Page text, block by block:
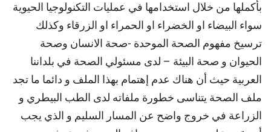
بأكملها من خلال استخدامها في عمليات التكنولوجيا الحيوية
سواء البيضاء او الخضراء او الحمراء او الزرقاء وكذلك
ترسيخ مفهوم الصحة الموحدة -صحة الانسان وصحة
الحيوان و صحة البيئة – لدى مسئولي الصحة في بلداننا
العربية حيث أن هناك عدم إهتمام بهذا الملف و دائما ما تجد
ملف الصحة يتناسى خطورة ملفاته لدى الطب البيطري و
الزراعة في خروج واضح عن المسار السليم و الذي يجب